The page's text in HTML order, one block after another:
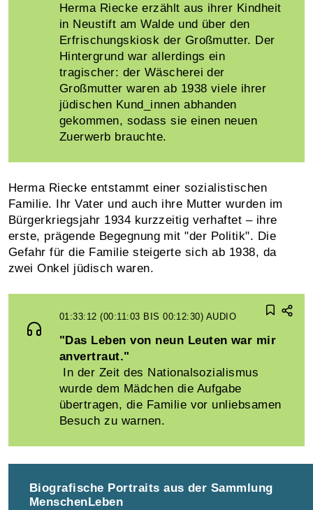
Herma Riecke erzählt aus ihrer Kindheit
in Neustift am Walde und über den
Erfrischungskiosk der Großmutter. Der
Hintergrund war allerdings ein
tragischer: der Wäscherei der
Großmutter waren ab 1938 viele ihrer
jüdischen Kund_innen abhanden
gekommen, sodass sie einen neuen
Zuerwerb brauchte.
Herma Riecke entstammt einer sozialistischen
Familie. Ihr Vater und auch ihre Mutter wurden im
Bürgerkriegsjahr 1934 kurzzeitig verhaftet – ihre
erste, prägende Begegnung mit "der Politik". Die
Gefahr für die Familie steigerte sich ab 1938, da
zwei Onkel jüdisch waren.
01:33:12 (00:11:03 BIS 00:12:30) AUDIO
"Das Leben von neun Leuten war mir
anvertraut."
In der Zeit des Nationalsozialismus
wurde dem Mädchen die Aufgabe
übertragen, die Familie vor unliebsamen
Besuch zu warnen.
Biografische Portraits aus der Sammlung
MenschenLeben